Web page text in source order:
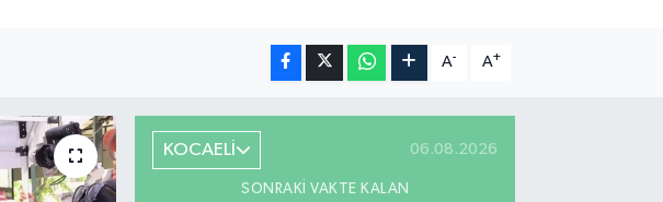
A- A+
KOCAELİ 06.08.2026
SONRAKI VAKTE KALAN